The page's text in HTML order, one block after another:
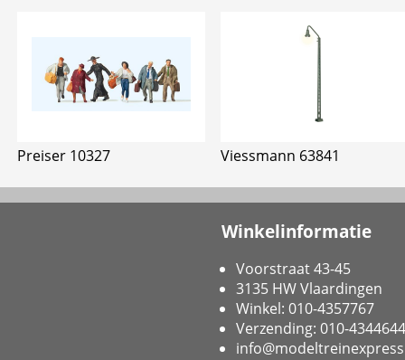
Preiser 10327 Viessmann 63841
Winkelinformatie
Voorstraat 43-45
3135 HW Vlaardingen
Winkel: 010-4357767
Verzending: 010-4344644